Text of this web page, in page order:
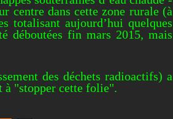
centre dans cette zone rurale (à
totalisant aujourd’hui quelques
déboutées fin mars 2015, mais
des déchets radioactifs) a
à "stopper cette folie".